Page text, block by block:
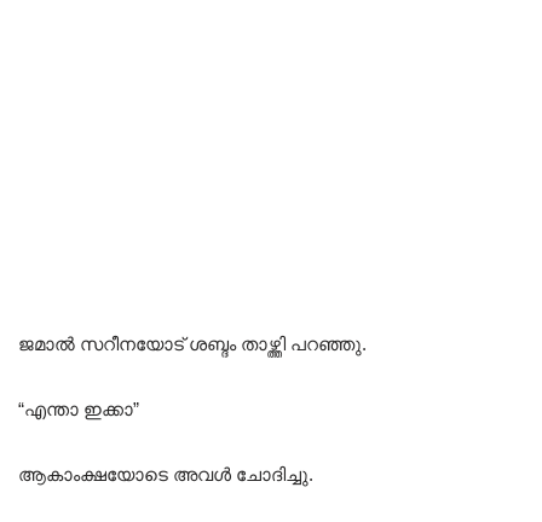
ജമാൽ സറീനയോട് ശബ്ദം താഴ്ത്തി പറഞ്ഞു.
“എന്താ ഇക്കാ”
ആകാംക്ഷയോടെ അവൾ ചോദിച്ചു.